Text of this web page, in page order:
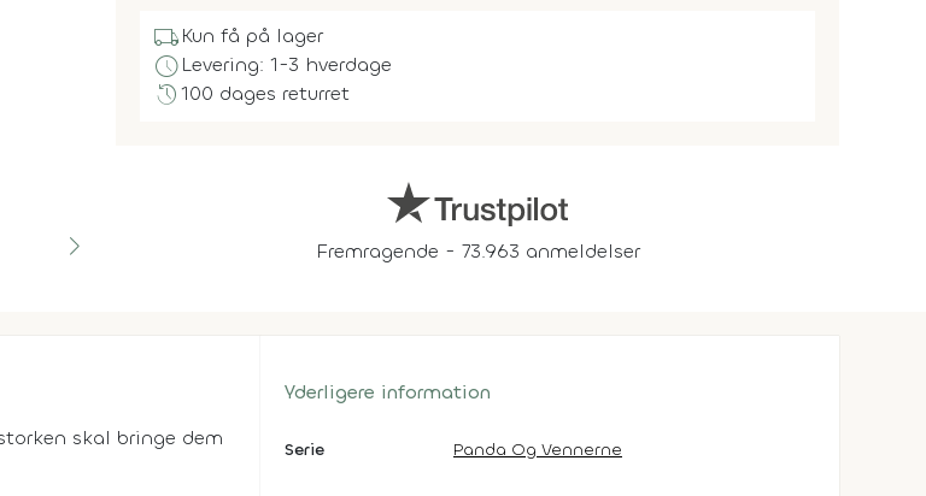
local_shippingKun få på lager
scheduleLevering: 1-3 hverdage
history100 dages returret
Fremragende - 73.963 anmeldelser
skal bringe dem
Yderligere information
Serie Panda Og Vennerne